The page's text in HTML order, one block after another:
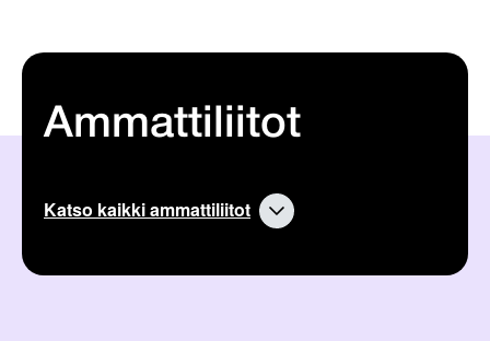
Ammattiliitot
Katso kaikki ammattiliitot